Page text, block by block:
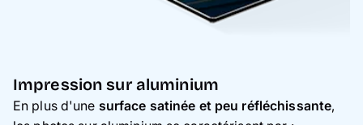
Impression sur aluminium
En plus d'une surface satinée et peu réfléchissante,